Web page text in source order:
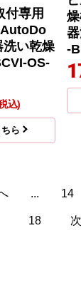
付専用
い乾燥
OS-
込)
ら
-
... 14
18